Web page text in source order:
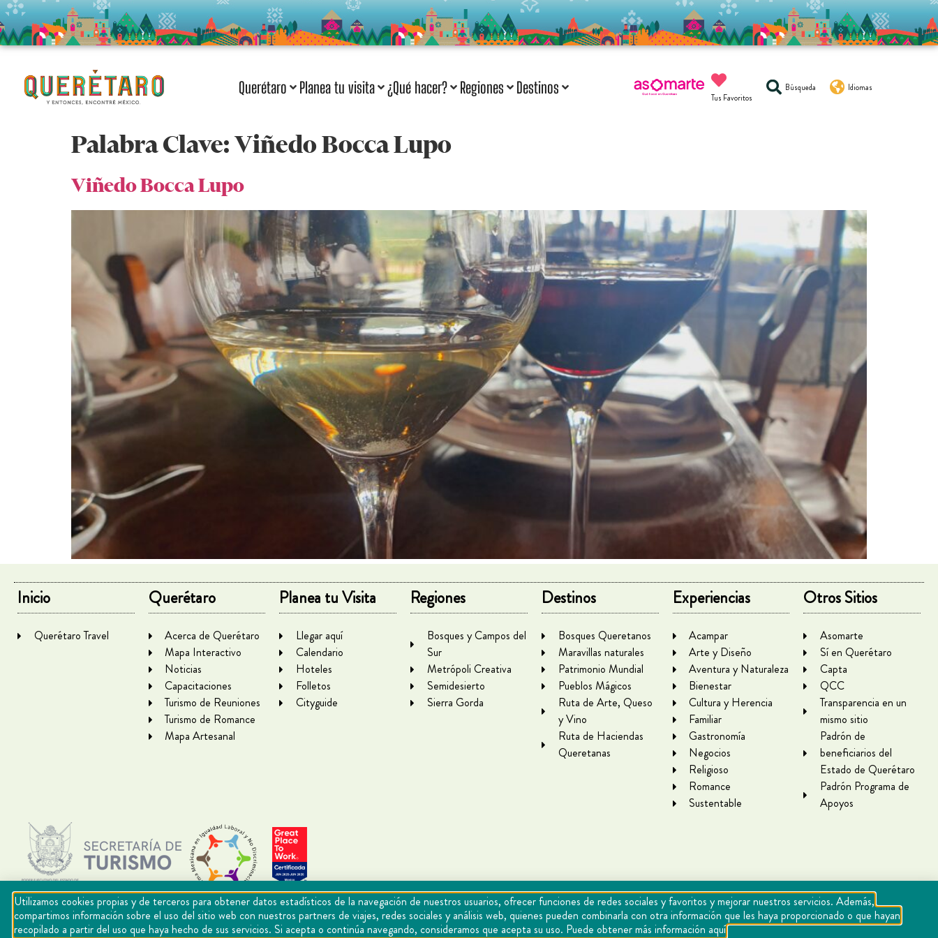
Querétaro Planea tu visita ¿Qué hacer? Regiones Destinos
Tus Favoritos
Búsqueda Idiomas
Palabra Clave:Viñedo Bocca Lupo
Viñedo Bocca Lupo
Inicio
Querétaro Travel
Querétaro
Acerca de Querétaro
Mapa Interactivo
Noticias
Capacitaciones
Turismo de Reuniones
Turismo de Romance
Mapa Artesanal
Planea tu Visita
Llegar aquí
Calendario
Hoteles
Folletos
Cityguide
Regiones
Bosques y Campos del
Sur
Metrópoli Creativa
Semidesierto
Sierra Gorda
Destinos
Bosques Queretanos
Maravillas naturales
Patrimonio Mundial
Pueblos Mágicos
Ruta de Arte, Queso
y Vino
Ruta de Haciendas
Queretanas
Experiencias
Acampar
Arte y Diseño
Aventura y Naturaleza
Bienestar
Cultura y Herencia
Familiar
Gastronomía
Negocios
Religioso
Romance
Sustentable
Otros Sitios
Asomarte
Sí en Querétaro
Capta
QCC
Transparencia en un
mismo sitio
Padrón de
beneficiarios del
Estado de Querétaro
Padrón Programa de
Apoyos
Utilizamos cookies propias y de terceros para obtener datos estadísticos de la navegación de nuestros usuarios, ofrecer funciones de redes sociales y favoritos y mejorar nuestros servicios. Además,
compartimos información sobre el uso del sitio web con nuestros partners de viajes, redes sociales y análisis web, quienes pueden combinarla con otra información que les haya proporcionado o que hayan
recopilado a partir del uso que haya hecho de sus servicios. Si acepta o continúa navegando, consideramos que acepta su uso. Puede obtener más información aquí